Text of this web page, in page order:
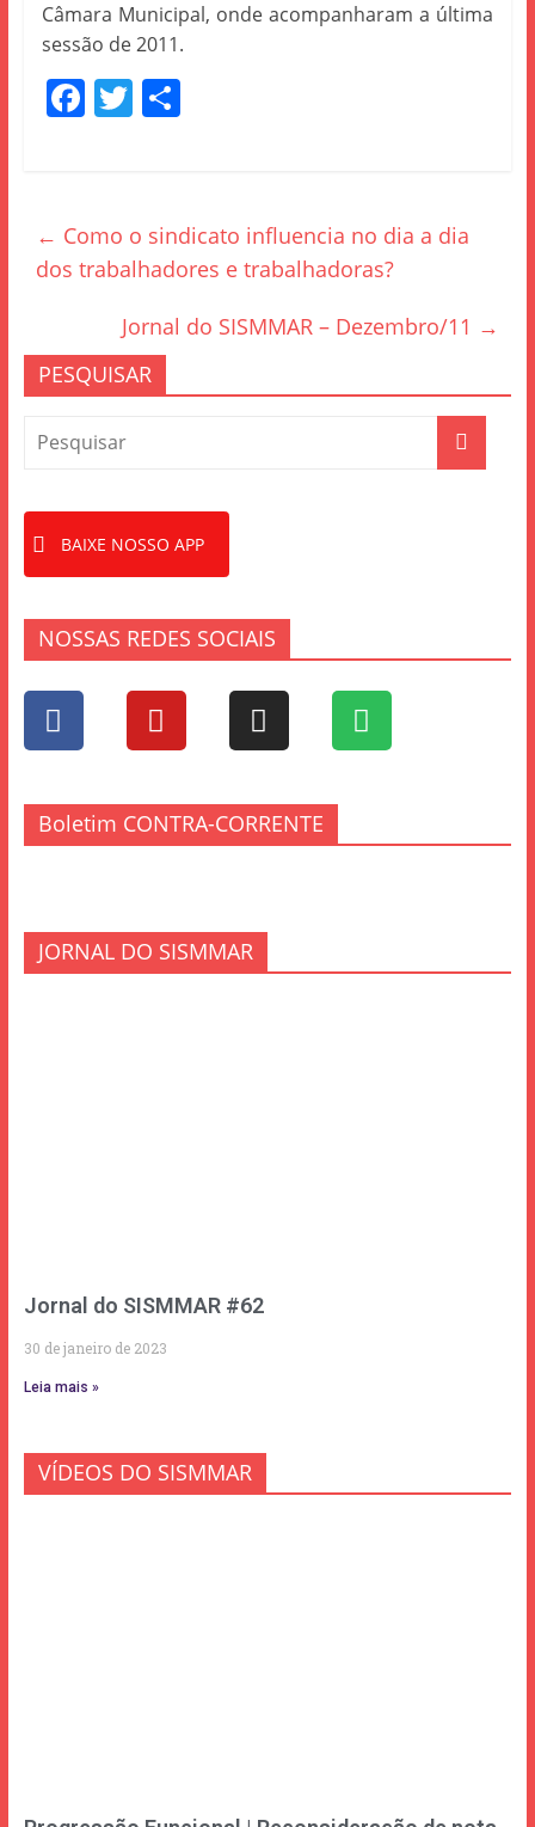
Câmara Municipal, onde acompanharam a última
sessão de 2011.
F
b
o
k
T S
← Como o sindicato influencia no dia a dia
dos trabalhadores e trabalhadoras?
Jornal do SISMMAR – Dezembro/11 →
PESQUISAR
BAIXE NOSSO APP
NOSSAS REDES SOCIAIS
Boletim CONTRA-CORRENTE
JORNAL DO SISMMAR
Jornal do SISMMAR #62
30 de janeiro de 2023
Leia mais »
VÍDEOS DO SISMMAR